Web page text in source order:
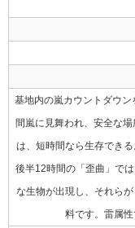
基地内の嵐カウントダウ
間嵐に見舞われ、安全な
は、短時間なら生存でき
後半12時間の「歪曲」で
な生物が出現し、それら
料です。雷属性